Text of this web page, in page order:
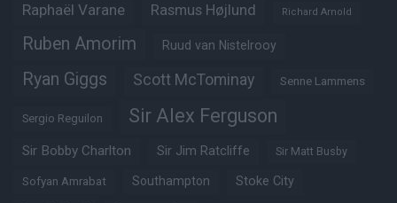
Raphaël Varane Rasmus Højlund Richard Arnold
Ruben Amorim Ruud van Nistelrooy
Ryan Giggs Scott McTominay Senne Lammens
Sergio Reguilon Sir Alex Ferguson
Sir Bobby Charlton Sir Jim Ratcliffe Sir Matt Busby
Sofyan Amrabat Southampton Stoke City